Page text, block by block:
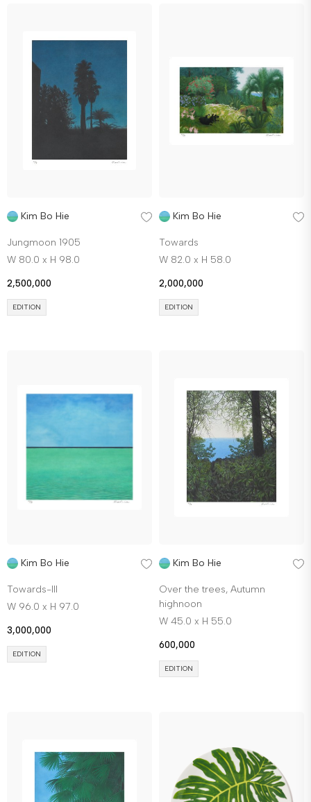
Kim Bo Hie
Jungmoon 1905
W 80.0 x H 98.0
2,500,000
EDITION
Kim Bo Hie
Towards
W 82.0 x H 58.0
2,000,000
EDITION
Kim Bo Hie
Towards-III
W 96.0 x H 97.0
3,000,000
EDITION
Kim Bo Hie
Over the trees, Autumn
highnoon
W 45.0 x H 55.0
600,000
EDITION